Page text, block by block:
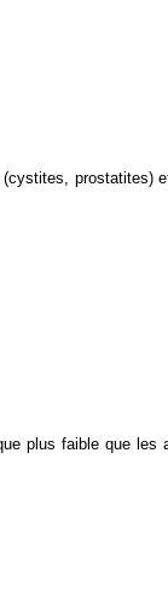
prostatites)
plus faible que